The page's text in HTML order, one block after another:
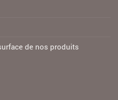
de nos produits